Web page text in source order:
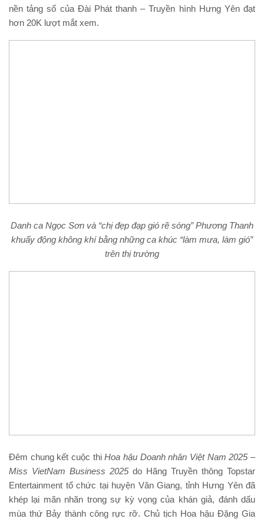
nền tảng số của Đài Phát thanh – Truyền hình Hưng Yên đạt
hơn 20K lượt mắt xem.
Danh ca Ngọc Sơn và “chị đẹp đạp gió rẽ sóng” Phương Thanh
khuấy động không khí bằng những ca khúc “làm mưa, làm gió”
trên thị trường
Đêm chung kết cuộc thiHoa hậu Doanh nhân Việt Nam 2025 –
Miss VietNam Business 2025 do Hãng Truyền thông Topstar
Entertainment tổ chức tại huyện Văn Giang, tỉnh Hưng Yên đã
khép lại mãn nhãn trong sự kỳ vọng của khán giả, đánh dấu
mùa thứ Bảy thành công rực rỡ. Chủ tịch Hoa hậu Đặng Gia